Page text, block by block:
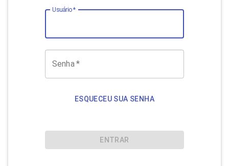
Usuário*
Senha*
ESQUECEU SUA SENHA
ENTRAR